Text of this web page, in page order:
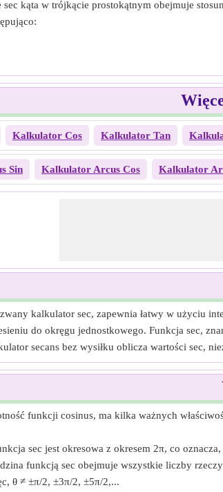
kąta w trójkącie prostokątnym obejmuje
Kalkulator Cos Kalkulator Tan
Sin Kalkulator Arcus Cos Kalkulator
kalkulator sec, zapewnia łatwy w użyciu
do okręgu jednostkowego. Funkcja sec,
secans bez wysiłku oblicza wartości sec,
funkcji cosinus, ma kilka ważnych
sec jest okresowa z okresem 2π, co
funkcją sec obejmuje wszystkie liczby
θ ≠ ±π/2, ±3π/2, ±5π/2,...